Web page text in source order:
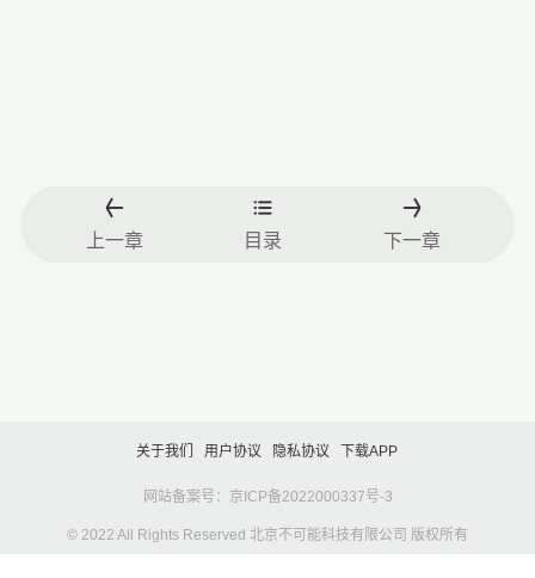
上一章 目录 下一章
关于我们 用户协议 隐私协议 下载APP
网站备案号：京ICP备2022000337号-3
© 2022 All Rights Reserved 北京不可能科技有限公司 版权所有